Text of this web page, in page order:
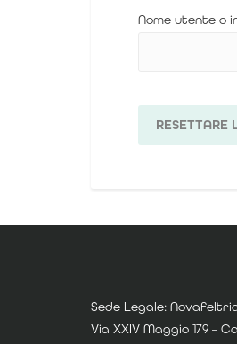
Nome utente o
RESETTARE
Sede Legale:
Via XXIV Maggio 179 –